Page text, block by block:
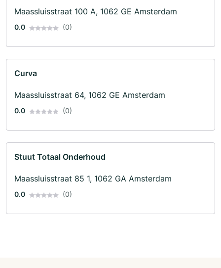
Maassluisstraat 100 A, 1062 GE Amsterdam
0.0 (0)
Curva
Maassluisstraat 64, 1062 GE Amsterdam
0.0 (0)
Stuut Totaal Onderhoud
Maassluisstraat 85 1, 1062 GA Amsterdam
0.0 (0)